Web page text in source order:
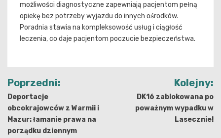
możliwości diagnostyczne zapewniają pacjentom pełną
opiekę bez potrzeby wyjazdu do innych ośrodków.
Poradnia stawia na kompleksowość usług i ciągłość
leczenia, co daje pacjentom poczucie bezpieczeństwa.
Nawigacja
wpisu
Poprzedni:
Deportacje
obcokrajowców z Warmii i
Mazur: łamanie prawa na
porządku dziennym
Kolejny:
DK16 zablokowana po
poważnym wypadku w
Lasecznie!